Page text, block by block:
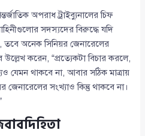
অপরাধ ট্রাইব্যুনালের চিফ
সদস্যদের বিরুদ্ধে যদি
তবে অনেক সিনিয়র জেনারেলের
উল্লেখ করেন, “প্রত্যেকটা বিচার করলে,
যেমন থাকবে না, আবার সঠিক মাত্রায়
জেনারেলের সংখ্যাও কিন্তু থাকবে না।